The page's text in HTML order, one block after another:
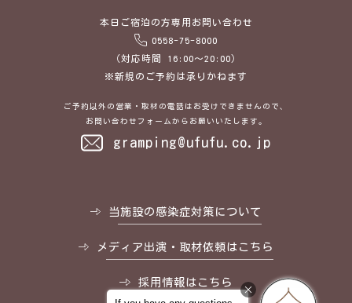
本日ご宿泊の方専用お問い合わせ
0558-75-8000
（対応時間 16:00～20:00）
※新規のご予約は承りかねます
ご予約以外の営業・取材の電話はお受けできませんので、
お問い合わせフォームからお願いいたします。
gramping@ufufu.co.jp
当施設の感染症対策について
メディア出演・取材依頼はこちら
採用情報はこちら